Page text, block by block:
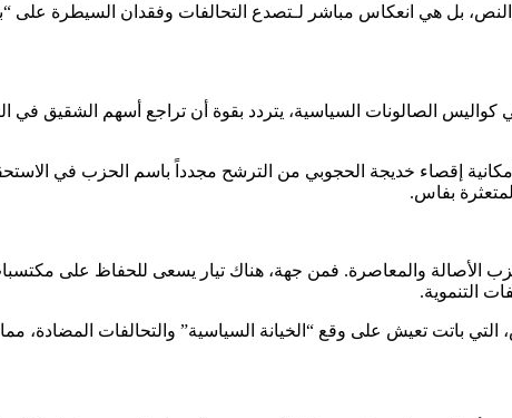
بل هي انعكاس مباشر لـتصدع التحالفات وفقدان السيطرة على
الصالونات السياسية، يتردد بقوة أن تراجع أسهم الشقيق في
إقصاء خديجة الحجوبي من الترشح مجدداً باسم الحزب في
بفاس.
والمعاصرة. فمن جهة، هناك تيار يسعى للحفاظ على مكتسبات
التنموية.
التي باتت تعيش على وقع “الخيانة السياسية” والتحالفات